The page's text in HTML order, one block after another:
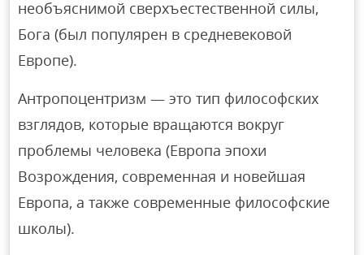
необъяснимой сверхъестественной силы,
Бога (был популярен в средневековой
Европе).
Антропоцентризм — это тип философских
взглядов, которые вращаются вокруг
проблемы человека (Европа эпохи
Возрождения, современная и новейшая
Европа, а также современные философские
школы).